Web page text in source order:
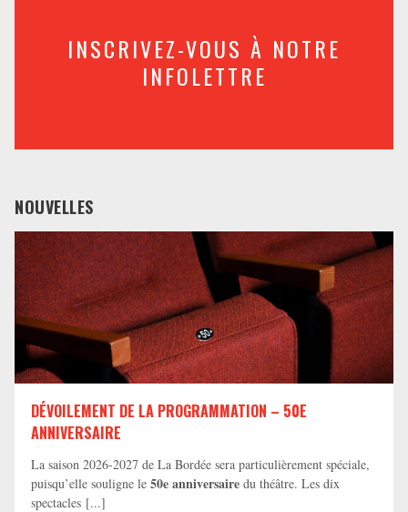
INSCRIVEZ-VOUS À NOTRE
INFOLETTRE
NOUVELLES
DÉVOILEMENT DE LA PROGRAMMATION – 50E
ANNIVERSAIRE
La saison 2026-2027 de La Bordée sera particulièrement spéciale,
puisqu’elle souligne le 50e anniversaire du théâtre. Les dix
spectacles [...]